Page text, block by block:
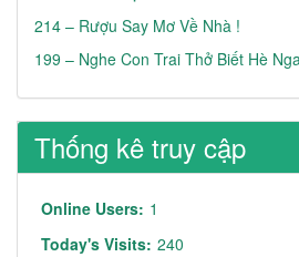
214 – Rượu Say Mơ Về Nhà !
199 – Nghe Con Trai Thở Biết Hè
Thống kê truy cập
Online Users: 1
Today's Visits: 240